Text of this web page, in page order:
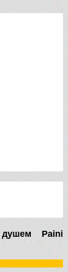
душем Paini